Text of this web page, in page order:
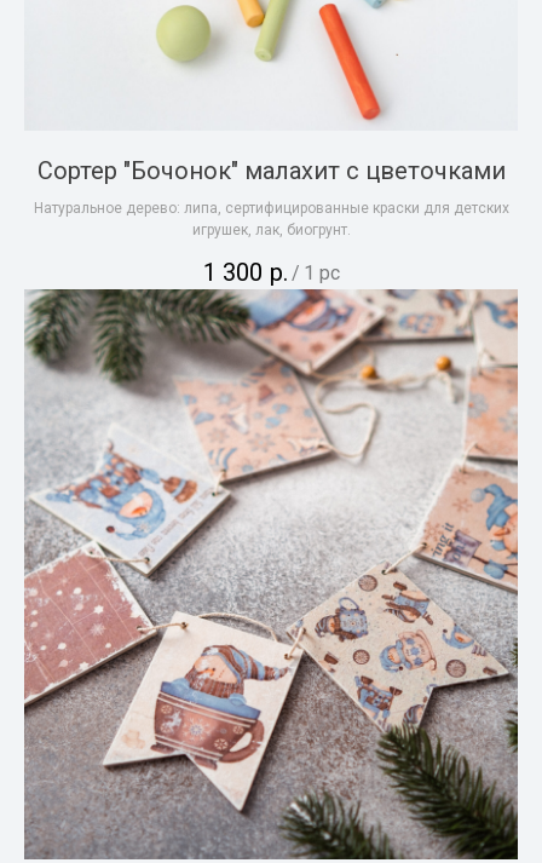
Сортер "Бочонок" малахит с цветочками
Натуральное дерево: липа, сертифицированные краски для детских
игрушек, лак, биогрунт.
1 300 р. / 1 pc